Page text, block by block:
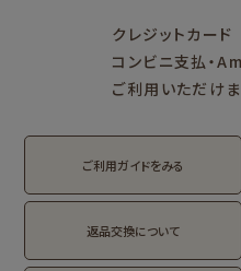
フルカワはんこの商品を見る
サンリ
おやつ
トビマツショウイチ
ロウ
トコ
Lipton BEAR'S
カル
翠 sui の商品を見る
クレジットカード
コンビニ支払・
ご利用いただけ
ご利用ガイドをみる
返品交換について